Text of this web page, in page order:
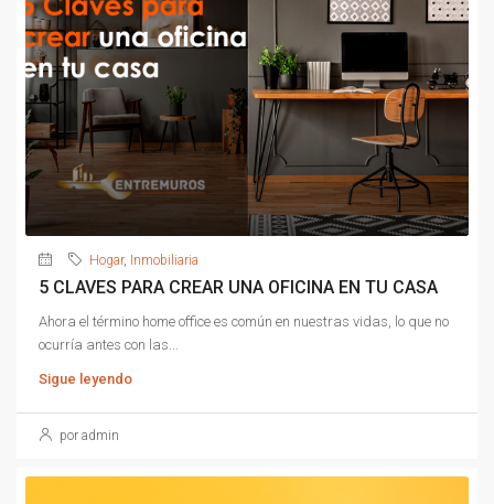
Hogar, Inmobiliaria
5 CLAVES PARA CREAR UNA OFICINA EN TU CASA
Ahora el término home office es común en nuestras vidas, lo que no
ocurría antes con las...
Sigue leyendo
por admin